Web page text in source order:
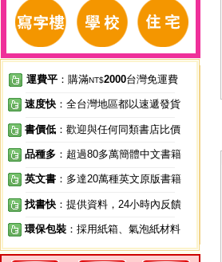
運費平 ：購滿NT$2000台灣免運費
速度快 ：全台灣地區都以速遞發貨
書價低 ：歡迎與任何同類書店比價
品種多 ：超過80多萬簡體中文書籍
英文書 ：多達20萬種英文原版書籍
找書快 ：提供資料，24小時內反饋
環保包裝 ：採用紙箱、氣泡紙材料